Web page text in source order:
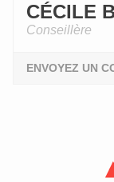
CÉCILE
Conseillère
ENVOYEZ UN